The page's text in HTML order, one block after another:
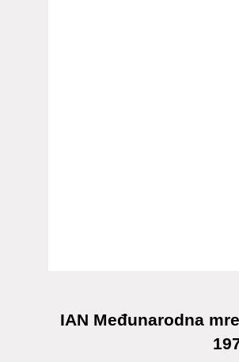
IAN Međunarodna